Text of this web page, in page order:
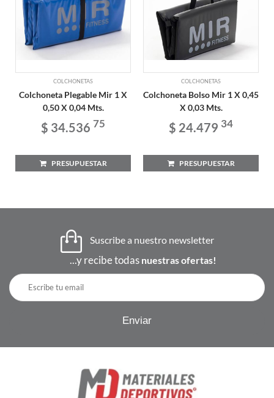
COLCHONETAS
Colchoneta Plegable Mir 1 X
0,50 X 0,04 Mts.
$ 34.536 75
PRESUPUESTAR
COLCHONETAS
Colchoneta Bolso Mir 1 X 0,45
X 0,03 Mts.
$ 24.479 34
PRESUPUESTAR
Suscribe a nuestro newsletter
...y recibe todas nuestras ofertas!